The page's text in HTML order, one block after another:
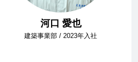
河口 愛也
建築事業部 / 2023年入社